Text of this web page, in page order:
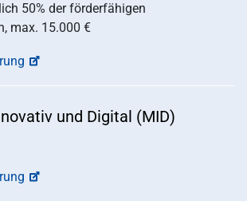
50% der förderfähigen
max. 15.000 €
und Digital (MID)